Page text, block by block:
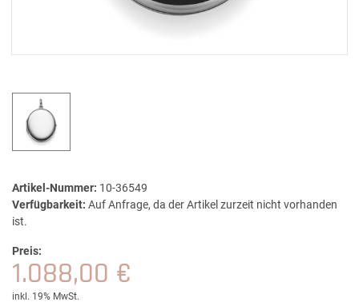
Artikel-Nummer: 10-36549
Verfügbarkeit: Auf Anfrage, da der Artikel zurzeit nicht vorhanden
ist.
Preis:
1.088,00 €
inkl. 19% MwSt.